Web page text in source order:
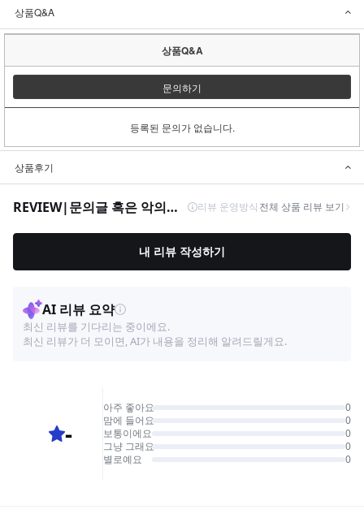
상품Q&A
상품Q&A
문의하기
등록된 문의가 없습니다.
상품후기